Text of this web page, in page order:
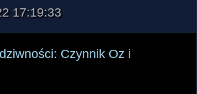
17:19:33
Czynnik Oz i